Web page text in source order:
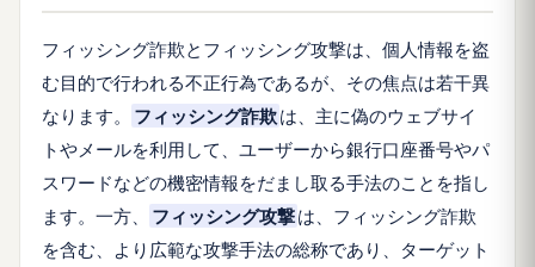
フィッシング詐欺とフィッシング攻撃は、個人情報を盗
む目的で行われる不正行為であるが、その焦点は若干異
なります。
フィッシング詐欺は、主に偽のウェブサイ
トやメールを利用して、ユーザーから銀行口座番号やパ
スワードなどの機密情報をだまし取る手法のことを指し
ます。一方、
フィッシング攻撃は、フィッシング詐欺
を含む、より広範な攻撃手法の総称であり、ターゲット